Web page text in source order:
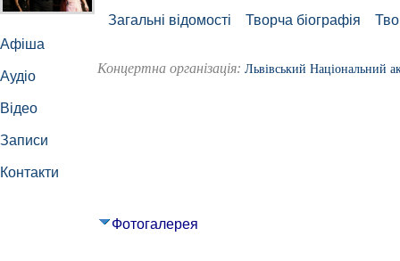
Афіша
Аудіо
Відео
Записи
Контакти
Загальні відомості Творча біографія
Концертна організація: Львівський Національний
Фотогалерея